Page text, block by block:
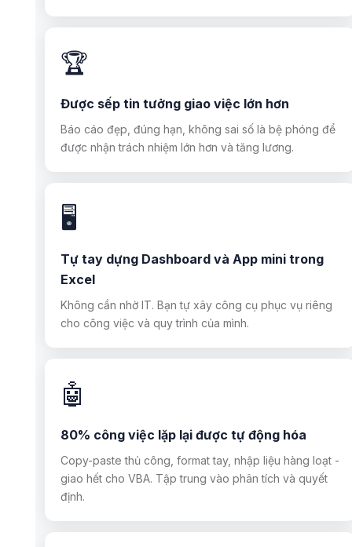
🏆
Được sếp tin tưởng giao việc lớn hơn
Báo cáo đẹp, đúng hạn, không sai số là bệ phóng để
được nhận trách nhiệm lớn hơn và tăng lương.
🖥️
Tự tay dựng Dashboard và App mini trong
Excel
Không cần nhờ IT. Bạn tự xây công cụ phục vụ riêng
cho công việc và quy trình của mình.
🤖
80% công việc lặp lại được tự động hóa
Copy-paste thủ công, format tay, nhập liệu hàng loạt -
giao hết cho VBA. Tập trung vào phân tích và quyết
định.